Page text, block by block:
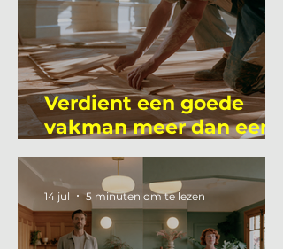
Verdient een goede
vakman meer dan een
gemiddelde
academicus?
14 jul 5 minuten om te lezen